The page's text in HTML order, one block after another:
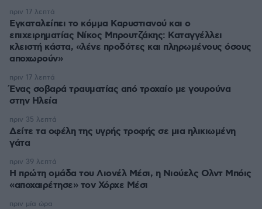
Εγκαταλείπει το κόμμα Καρυστιανού και ο
επιχειρηματίας Νίκος Μπρουτζάκης: Καταγγέλλει
κλειστή κάστα, «λένε προδότες και πληρωμένους όσους
αποχωρούν»
πριν 17 λεπτά
Ένας σοβαρά τραυματίας από τροχαίο με γουρούνα
στην Ηλεία
πριν 17 λεπτά
Δείτε τα οφέλη της υγρής τροφής σε μια ηλικιωμένη
γάτα
πριν 35 λεπτά
Η πρώτη ομάδα του Λιονέλ Μέσι, η Νιούελς Ολντ Μπόις
«αποχαιρέτησε» τον Χόρχε Μέσι
πριν 39 λεπτά
πριν μία ώρα